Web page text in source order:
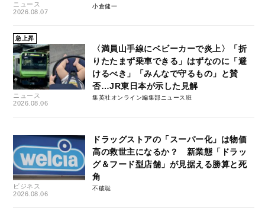
ニュース
2026.08.07
小倉健一
急上昇
ニュース
2026.08.06
〈満員山手線にベビーカーで炎上〉「折
りたたまず乗車できる」はずなのに「避
けるべき」「みんなで守るもの」と賛
否…JR東日本が示した見解
集英社オンライン編集部ニュース班
ビジネス
2026.08.06
ドラッグストアの「スーパー化」は物価
高の救世主になるか？ 新業態「ドラッ
グ＆フード型店舗」が見据える勝算と死
角
不破聡